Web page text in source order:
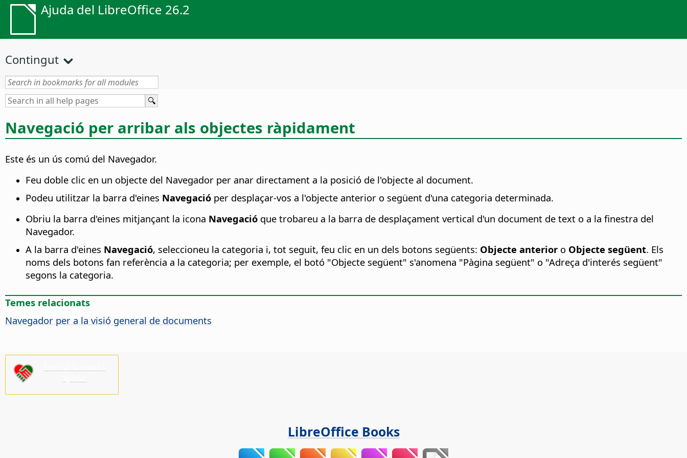
Ajuda del LibreOffice 26.2
Contingut
Navegació per arribar als objectes ràpidament
Este és un ús comú del Navegador.
Feu doble clic en un objecte del Navegador per anar directament a la posició de l'objecte al document.
Podeu utilitzar la barra d'eines Navegació per desplaçar-vos a l'objecte anterior o següent d'una categoria determinada.
Obriu la barra d'eines mitjançant la icona Navegació que trobareu a la barra de desplaçament vertical d'un document de text o a la finestra del
Navegador.
A la barra d'eines Navegació, seleccioneu la categoria i, tot seguit, feu clic en un dels botons següents: Objecte anterior o Objecte següent. Els
noms dels botons fan referència a la categoria; per exemple, el botó "Objecte següent" s'anomena "Pàgina següent" o "Adreça d'interés següent"
segons la categoria.
Temes relacionats
Navegador per a la visió general de documents
LibreOffice Books